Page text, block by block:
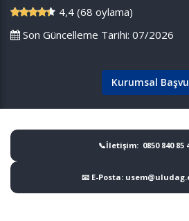
4,4 (68 oylama)
Son Güncelleme Tarihi: 07/2026
Kurumsal
📞İletişim: 0850 840 85
📧 E-Posta: